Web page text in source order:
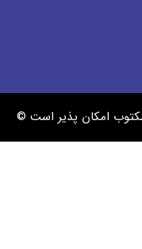
امکان پذیر است ©